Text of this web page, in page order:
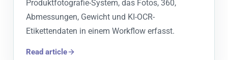
Produktfotografie-System, das Fotos, 360,
Abmessungen, Gewicht und KI-OCR-
Etikettendaten in einem Workflow erfasst.
Read article